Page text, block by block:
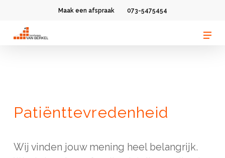
main
Maak een afspraak 073-5475454
Patiënttevredenheid
Wij vinden jouw mening heel belangrijk.
Close